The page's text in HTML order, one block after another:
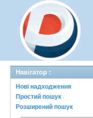
Навігатор :
Нові надходження
Простий пошук
Розширений пошук